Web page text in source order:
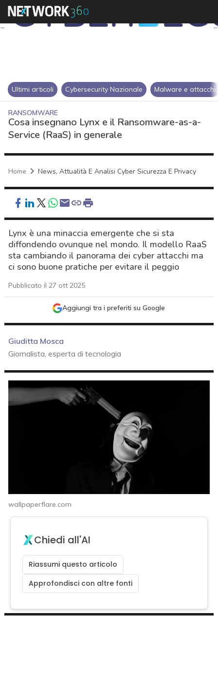
Ultimi articoli Cybersecurity Nazionale Malware e attacchi
RANSOMWARE
Cosa insegnano Lynx e il Ransomware-as-a-
Service (RaaS) in generale
Home News, Attualità E Analisi Cyber Sicurezza E Privacy
Lynx è una minaccia emergente che si sta
diffondendo ovunque nel mondo. Il modello RaaS
sta cambiando il panorama dei cyber attacchi ma
ci sono buone pratiche per evitare il peggio
Pubblicato il 27 ott 2025
Aggiungi tra i preferiti su Google
Giuditta Mosca
Giornalista, esperta di tecnologia
wallpaperflare.com
Chiedi all'AI
Riassumi questo articolo
Approfondisci con altre fonti